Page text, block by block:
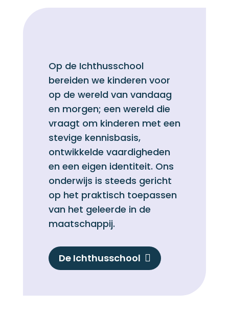
Op de Ichthusschool
bereiden we kinderen voor
op de wereld van vandaag
en morgen; een wereld die
vraagt om kinderen met een
stevige kennisbasis,
ontwikkelde vaardigheden
en een eigen identiteit. Ons
onderwijs is steeds gericht
op het praktisch toepassen
van het geleerde in de
maatschappij.
De Ichthusschool 